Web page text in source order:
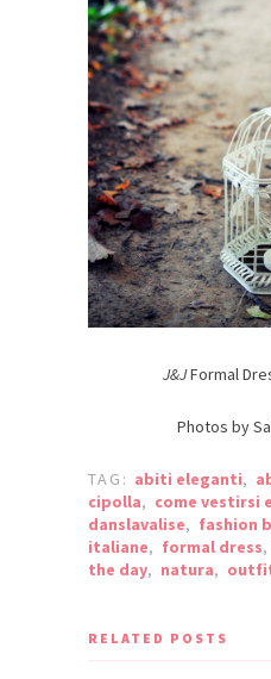
J&JFormal
Photos by
TAG: abiti eleganti,
cipolla, come vestirsi
danslavalise, fashion
italiane, formal dress,
the day, natura,
RELATED POSTS